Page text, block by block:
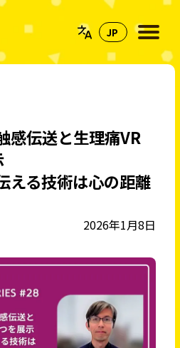
感伝送と生理痛VR
える技術は心の距離
2026年1月8日